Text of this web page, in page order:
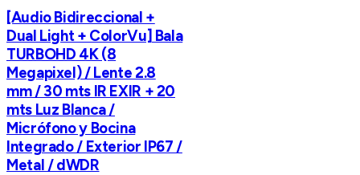
[Audio Bidireccional +
Dual Light + ColorVu] Bala
TURBOHD 4K (8
Megapixel) / Lente 2.8
mm / 30 mts IR EXIR + 20
mts Luz Blanca /
Micrófono y Bocina
Integrado / Exterior IP67 /
Metal / dWDR